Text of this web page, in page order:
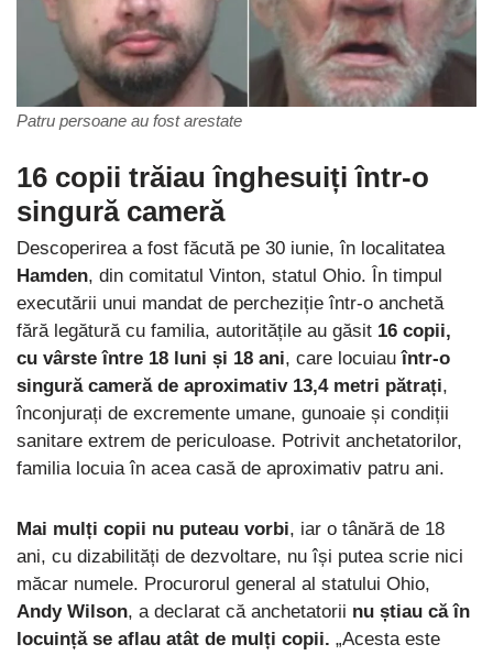
Patru persoane au fost arestate
16 copii trăiau înghesuiți într-o
singură cameră
Descoperirea a fost făcută pe 30 iunie, în localitatea
Hamden, din comitatul Vinton, statul Ohio. În timpul
executării unui mandat de percheziție într-o anchetă
fără legătură cu familia, autoritățile au găsit 16 copii,
cu vârste între 18 luni și 18 ani, care locuiauîntr-o
singură cameră de aproximativ 13,4 metri pătrați,
înconjurați de excremente umane, gunoaie și condiții
sanitare extrem de periculoase. Potrivit anchetatorilor,
familia locuia în acea casă de aproximativ patru ani.
Mai mulți copii nu puteau vorbi, iar o tânără de 18
ani, cu dizabilități de dezvoltare, nu își putea scrie nici
măcar numele. Procurorul general al statului Ohio,
Andy Wilson, a declarat că anchetatorii nu știau că în
locuință se aflau atât de mulți copii. „Acesta este